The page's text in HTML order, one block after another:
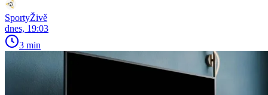
SportyŽivě
dnes, 19:03
3 min